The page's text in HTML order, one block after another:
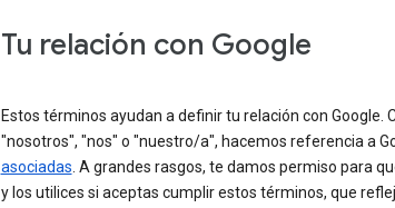
Tu relación con Google
Estos términos ayudan a definir tu relación con Google.
"nosotros", "nos" o "nuestro/a", hacemos referencia a
asociadas. A grandes rasgos, te damos permiso para
y los utilices si aceptas cumplir estos términos, que